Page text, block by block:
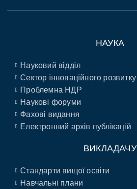
НАУКА
Науковий відділ
Сектор інноваційного розвитку
Проблемна НДР
Наукові форуми
Фахові видання
Електронний архів публікацій
ВИКЛАДАЧУ
Стандарти вищої освіти
Навчальні плани